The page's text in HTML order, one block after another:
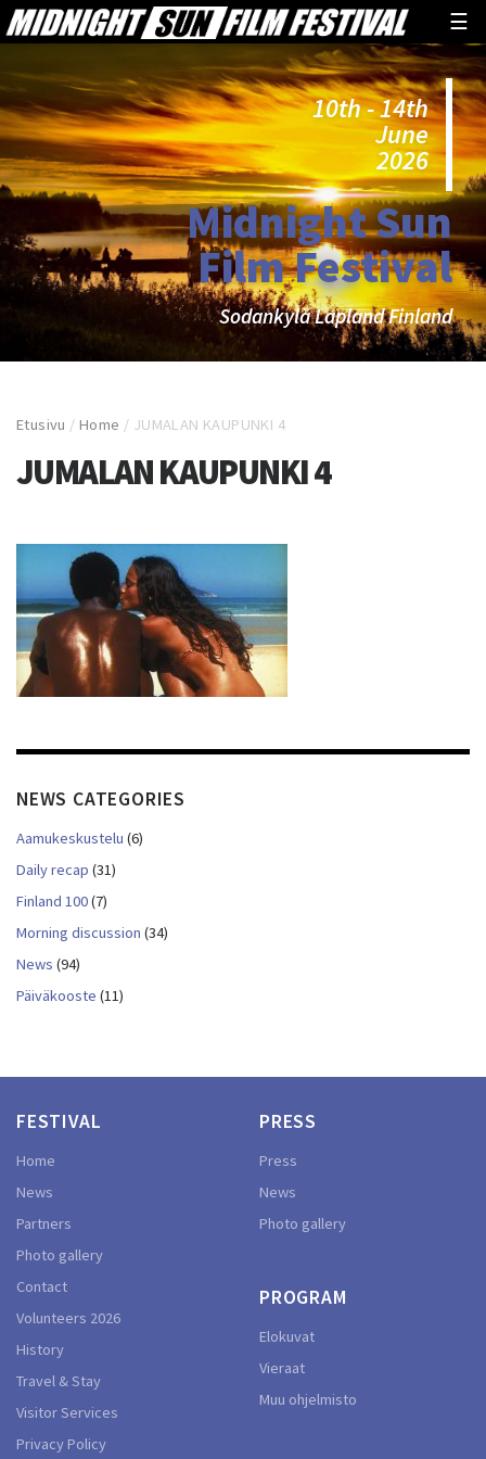
☰
10th - 14th
June
2026
Midnight Sun
Film Festival
Sodankylä Lapland Finland
Etusivu /Home / JUMALAN KAUPUNKI 4
JUMALAN KAUPUNKI 4
NEWS CATEGORIES
Aamukeskustelu (6)
Daily recap (31)
Finland 100(7)
Morning discussion (34)
News (94)
Päiväkooste (11)
FESTIVAL
Home
News
Partners
Photo gallery
Contact
Volunteers 2026
History
Travel & Stay
Visitor Services
Privacy Policy
PRESS
Press
News
Photo gallery
PROGRAM
Elokuvat
Vieraat
Muu ohjelmisto